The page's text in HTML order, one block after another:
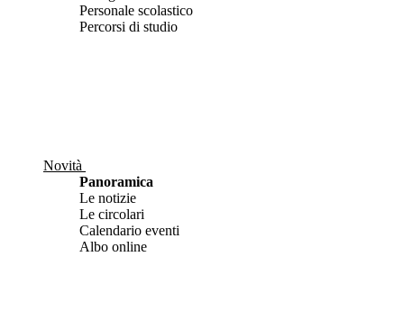
Personale scolastico
Percorsi di studio
Novità
Panoramica
Le notizie
Le circolari
Calendario eventi
Albo online